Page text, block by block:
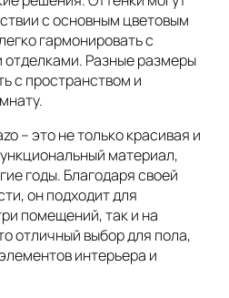
с основным цветовым
гармонировать с
Разные размеры
с пространством и
– это не только красивая и
материал,
годы. Благодаря своей
он подходит для
помещений, так и на
отличный выбор для пола,
интерьера и